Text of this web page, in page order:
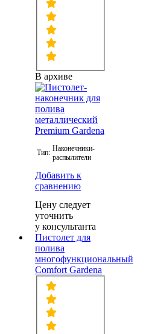
В архиве
Тип: Наконечники-
распылители
Добавить к
сравнению
Цену следует
уточнить
у консультанта
Пистолет для
полива
многофункциональный
Comfort Gardena